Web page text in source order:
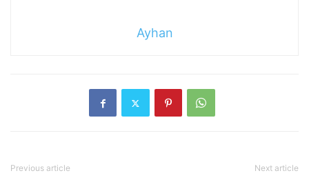
Ayhan
Previous article Next article